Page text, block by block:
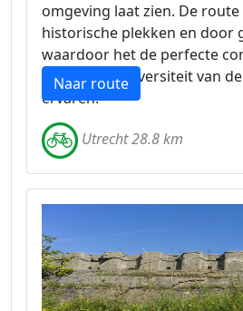
omgeving laat zien. De
historische plekken en door
waardoor het de perfecte
voor wie de diversiteit van
ervaren.
Naar route
Utrecht 28.8 km